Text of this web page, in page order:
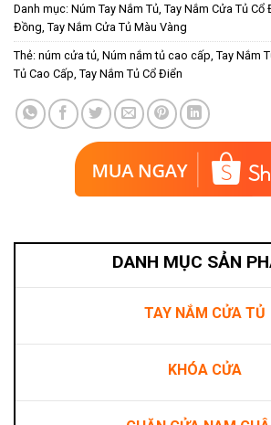
Danh mục: Núm Tay Nắm Tủ Tay Nắm Cửa Tủ Cổ
Đồng Tay Nắm Cửa Tủ Màu Vàng
Thẻ: núm cửa tủ Núm nắm tủ cao cấp Tay Nắm
Tủ Cao Cấp Tay Nắm Tủ Cổ Điển
DANH MỤC SẢN
TAY NẮM CỬA TỦ
KHÓA CỬA